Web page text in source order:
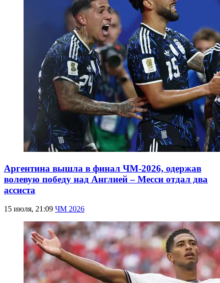
Аргентина вышла в финал ЧМ-2026, одержав
волевую победу над Англией – Месси отдал два
ассиста
15 июля, 21:09 ЧМ 2026